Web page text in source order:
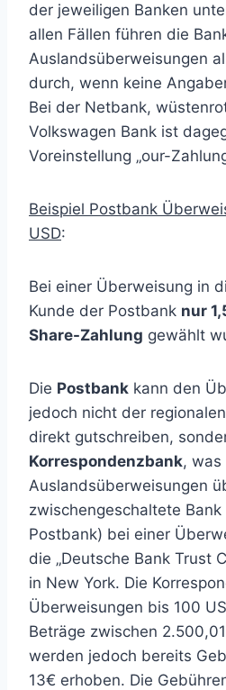
der jeweiligen Banken
allen Fällen führen die
Auslandsüberweisungen
durch, wenn keine
Bei der Netbank,
Volkswagen Bank ist
Voreinstellung „our-
Beispiel Postbank
USD:
Bei einer Überweisung in
Kunde der Postbank nur
Share-Zahlung gewählt
Die Postbank kann den
jedoch nicht der
direkt gutschreiben,
Korrespondenzbank, was
Auslandsüberweisungen
zwischengeschaltete
Postbank) bei einer
die „Deutsche Bank Trust
in New York. Die
Überweisungen bis 100
Beträge zwischen
werden jedoch bereits
13€ erhoben. Die